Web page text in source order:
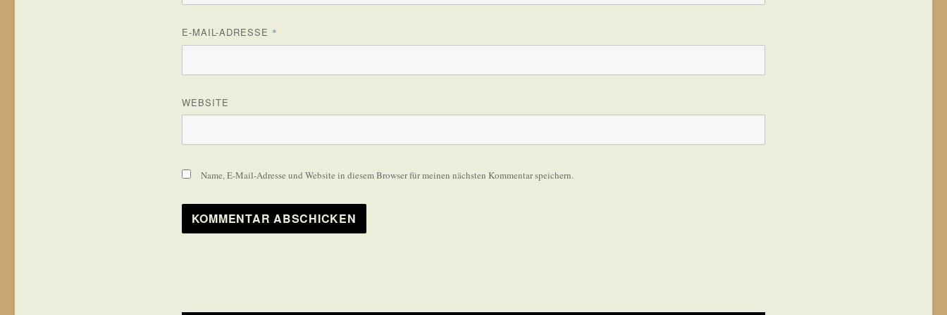
E-MAIL-ADRESSE *
WEBSITE
Name, E-Mail-Adresse und Website in diesem Browser für meinen nächsten Kommentar speichern.